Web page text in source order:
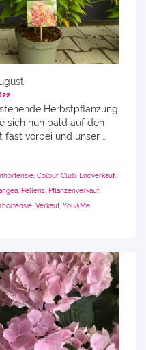
Herbstpflanzung
sich nun bald auf den
vorbei und unser …
Colour Club Endverkauf,
Pellens Pflanzenverkauf,
Verkauf, You&Me